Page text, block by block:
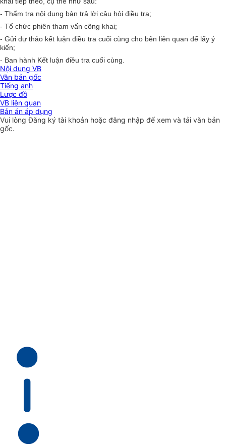
- Thẩm tra nội dung bản trả lời câu hỏi điều tra;
- Tổ chức phiên tham vấn công khai;
- Gửi dự thảo kết luận điều tra cuối cùng cho bên liên quan để lấy ý
kiến;
- Ban hành Kết luận điều tra cuối cùng.
Nội dung VB
Văn bản gốc
Tiếng anh
Lược đồ
VB liên quan
Bản án áp dụng
Vui lòngĐăng ký tài khoản hoặc đăng nhập để xem và tải văn bản
gốc.